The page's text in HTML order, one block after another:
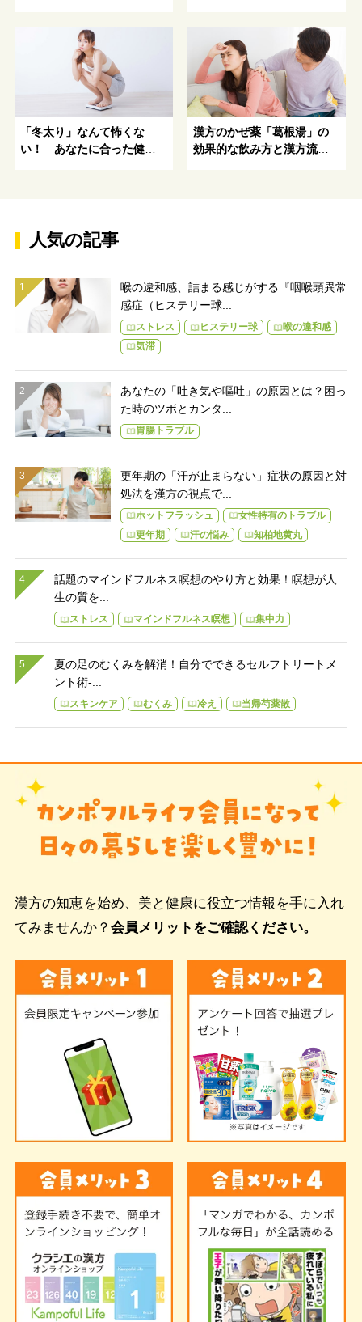
「冬太り」なんて怖くな
い！ あなたに合った健康
漢方のかぜ薬「葛根湯」の
効果的な飲み方と漢方流の
人気の記事
喉の違和感、詰まる感じがする『咽喉頭異常
感症（ヒステリー球...
ストレス ヒステリー球
喉の違和感
気滞
あなたの「吐き気や嘔吐」の原因とは？困っ
た時のツボとカンタ...
胃腸トラブル
更年期の「汗が止まらない」症状の原因と対
処法を漢方の視点で...
ホットフラッシュ
女性特有のトラブル
更年期
汗の悩み 知柏地黄丸
話題のマインドフルネス瞑想のやり方と効果！瞑想が人
生の質を...
ストレス マインドフルネス瞑想 集中力
夏の足のむくみを解消！自分でできるセルフトリートメ
ント術-...
スキンケア むくみ 冷え 当帰芍薬散
漢方の知恵を始め、美と健康に役立つ情報を手に入れ
てみませんか？ 会員メリットをご確認ください。